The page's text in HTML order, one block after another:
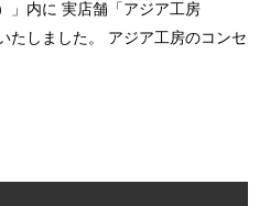
」内に 実店舗「アジア工房
たしました。 アジア工房のコンセ